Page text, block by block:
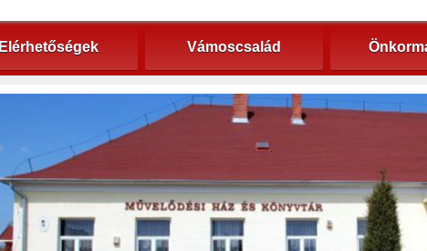
Elérhetőségek Vámoscsalád